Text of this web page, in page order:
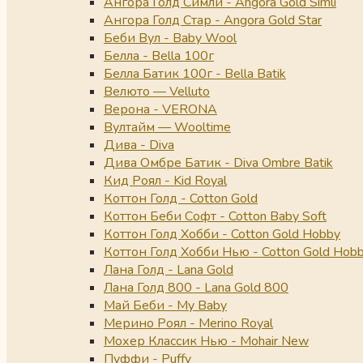
Ангора Голд Стар - Angora Gold Star
Беби Вул - Baby Wool
Белла - Bella 100г
Белла Батик 100г - Bella Batik
Велюто — Velluto
Верона - VERONA
Вултайм — Wooltime
Дива - Diva
Дива Омбре Батик - Diva Ombre Batik
Кид Роял - Kid Royal
Коттон Голд - Cotton Gold
Коттон Беби Софт - Cotton Baby Soft
Коттон Голд Хобби - Cotton Gold Hobby
Коттон Голд Хобби Нью - Cotton Gold
Лана Голд - Lana Gold
Лана Голд 800 - Lana Gold 800
Май Беби - My Baby
Мерино Роял - Merino Royal
Мохер Классик Нью - Mohair New
Пуффи - Puffy